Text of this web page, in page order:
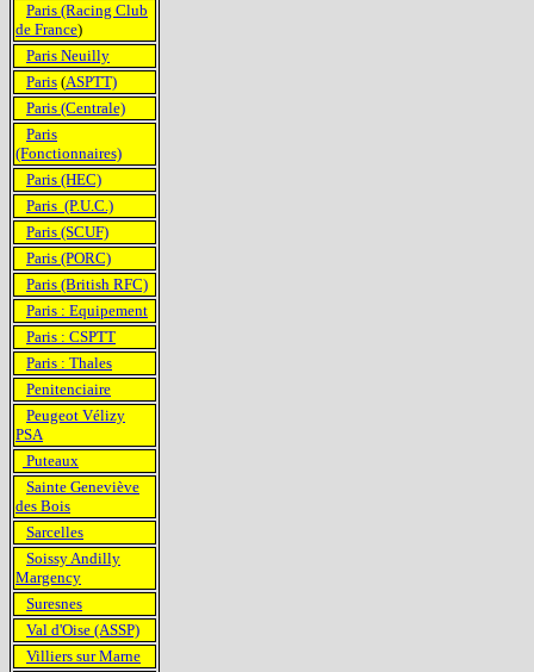
Paris (Racing Club
de France)
Paris Neuilly
Paris (ASPTT)
Paris (Centrale)
Paris
(Fonctionnaires)
Paris (HEC)
Paris (P.U.C.)
Paris (SCUF)
Paris (PORC)
Paris (British RFC)
Paris : Equipement
Paris : CSPTT
Paris : Thales
Penitenciaire
Peugeot Vélizy
PSA
Puteaux
Sainte Geneviève
des Bois
Sarcelles
Soissy Andilly
Margency
Suresnes
Val d'Oise (ASSP)
Villiers sur Marne